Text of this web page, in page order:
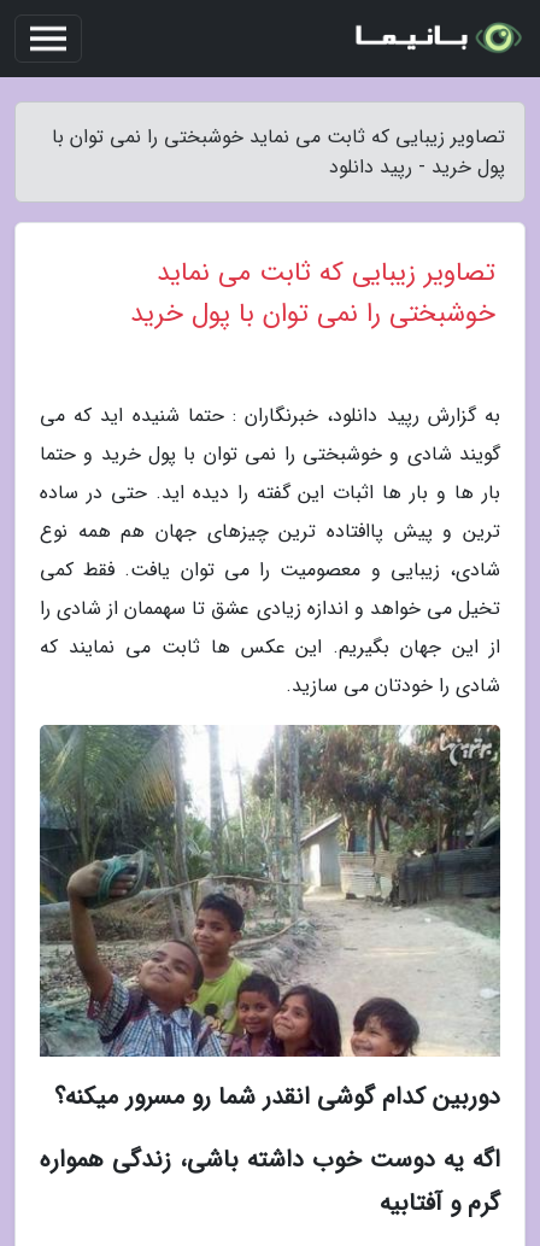
تصاویر زیبایی که ثابت می نماید خوشبختی را نمی توان با
پول خرید - رپید دانلود
تصاویر زیبایی که ثابت می نماید
خوشبختی را نمی توان با پول خرید
به گزارش رپید دانلود، خبرنگاران : حتما شنیده اید که می
گویند شادی و خوشبختی را نمی توان با پول خرید و حتما
بار ها و بار ها اثبات این گفته را دیده اید. حتی در ساده
ترین و پیش پاافتاده ترین چیزهای جهان هم همه نوع
شادی، زیبایی و معصومیت را می توان یافت. فقط کمی
تخیل می خواهد و اندازه زیادی عشق تا سهممان از شادی را
از این جهان بگیریم. این عکس ها ثابت می نمایند که
شادی را خودتان می سازید.
دوربین کدام گوشی انقدر شما رو مسرور میکنه؟
اگه یه دوست خوب داشته باشی، زندگی همواره
گرم و آفتابیه